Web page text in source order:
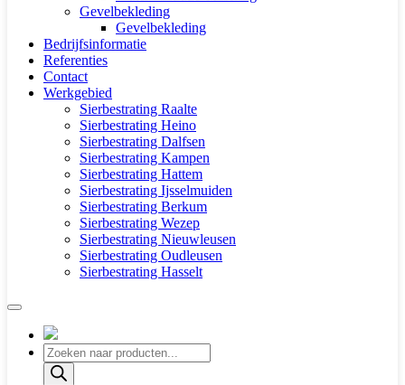
Gevelbekleding
Gevelbekleding
Bedrijfsinformatie
Referenties
Contact
Werkgebied
Sierbestrating Raalte
Sierbestrating Heino
Sierbestrating Dalfsen
Sierbestrating Kampen
Sierbestrating Hattem
Sierbestrating Ijsselmuiden
Sierbestrating Berkum
Sierbestrating Wezep
Sierbestrating Nieuwleusen
Sierbestrating Oudleusen
Sierbestrating Hasselt
Producten
zoeken